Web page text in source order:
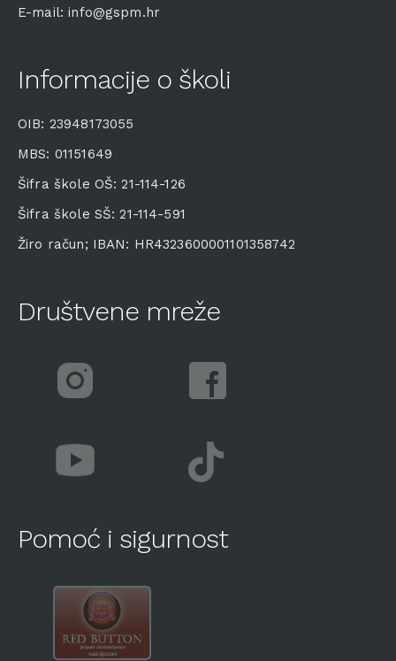
E-mail: info@gspm.hr
Informacije o školi
OIB: 23948173055
MBS: 01151649
Šifra škole OŠ: 21-114-126
Šifra škole SŠ: 21-114-591
Žiro račun; IBAN: HR4323600001101358742
Društvene mreže
Pomoć i sigurnost